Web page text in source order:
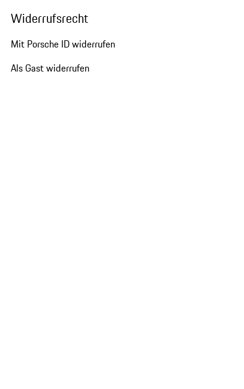
Widerrufsrecht
Mit Porsche ID widerrufen
Als Gast widerrufen